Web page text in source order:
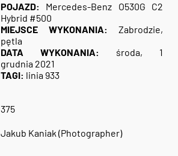
POJAZD: Mercedes-Benz O530G C2
Hybrid #500
MIEJSCE WYKONANIA:
Zabrodzie,
pętla
DATA WYKONANIA: środa, 1
grudnia 2021
TAGI: linia 933
375
Jakub Kaniak (Photographer)